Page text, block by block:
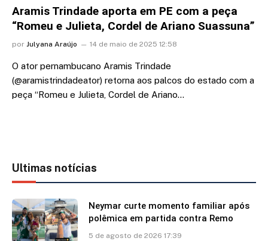
Aramis Trindade aporta em PE com a peça
“Romeu e Julieta, Cordel de Ariano Suassuna”
por Julyana Araújo 14 de maio de 2025 12:58
O ator pernambucano Aramis Trindade
(@aramistrindadeator) retorna aos palcos do estado com a
peça “Romeu e Julieta, Cordel de Ariano…
Ultimas notícias
Neymar curte momento familiar após
polêmica em partida contra Remo
5 de agosto de 2026 17:39